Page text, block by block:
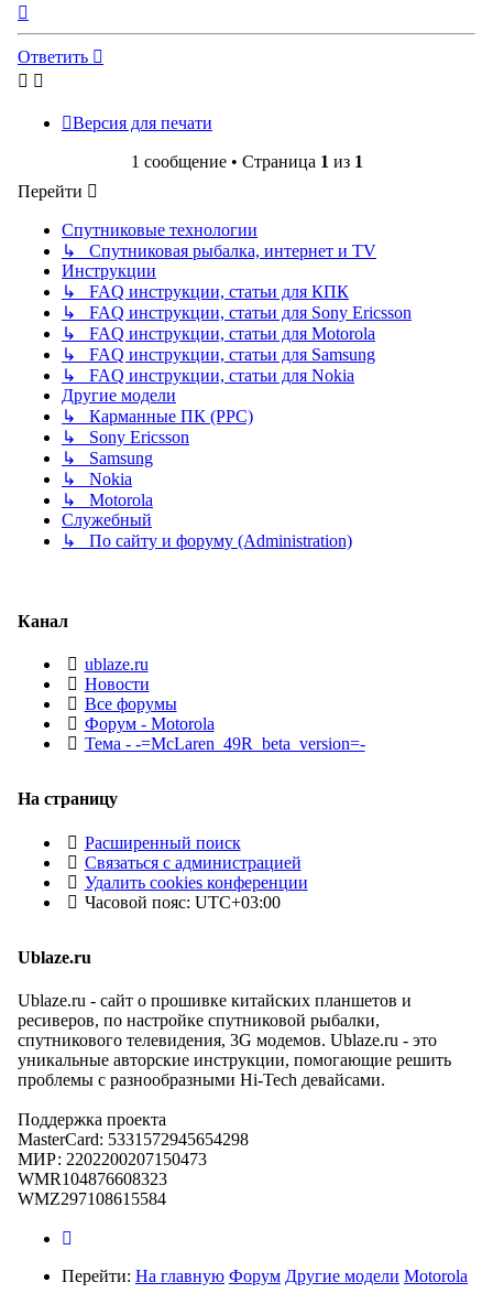
началу
Ответить
Версия для печати
1 сообщение • Страница 1 из 1
Перейти
Спутниковые технологии
↳ Спутниковая рыбалка, интернет и TV
Инструкции
↳ FAQ инструкции, статьи для КПК
↳ FAQ инструкции, статьи для Sony Ericsson
↳ FAQ инструкции, статьи для Motorola
↳ FAQ инструкции, статьи для Samsung
↳ FAQ инструкции, статьи для Nokia
Другие модели
↳ Карманные ПК (PPC)
↳ Sony Ericsson
↳ Samsung
↳ Nokia
↳ Motorola
Служебный
↳ По сайту и форуму (Administration)
Канал
ublaze.ru
Новости
Все форумы
Форум - Motorola
Тема - -=McLaren_49R_beta_version=-
На страницу
Расширенный поиск
Связаться с администрацией
Удалить cookies конференции
Часовой пояс: UTC+03:00
Ublaze.ru
Ublaze.ru - сайт о прошивке китайских планшетов и
ресиверов, по настройке спутниковой рыбалки,
спутникового телевидения, 3G модемов. Ublaze.ru - это
уникальные авторские инструкции, помогающие решить
проблемы с разнообразными Hi-Tech девайсами.
Поддержка проекта
MasterCard: 5331572945654298
МИР: 2202200207150473
WMR104876608323
WMZ297108615584
Перейти: На главную Форум Другие модели Motorola